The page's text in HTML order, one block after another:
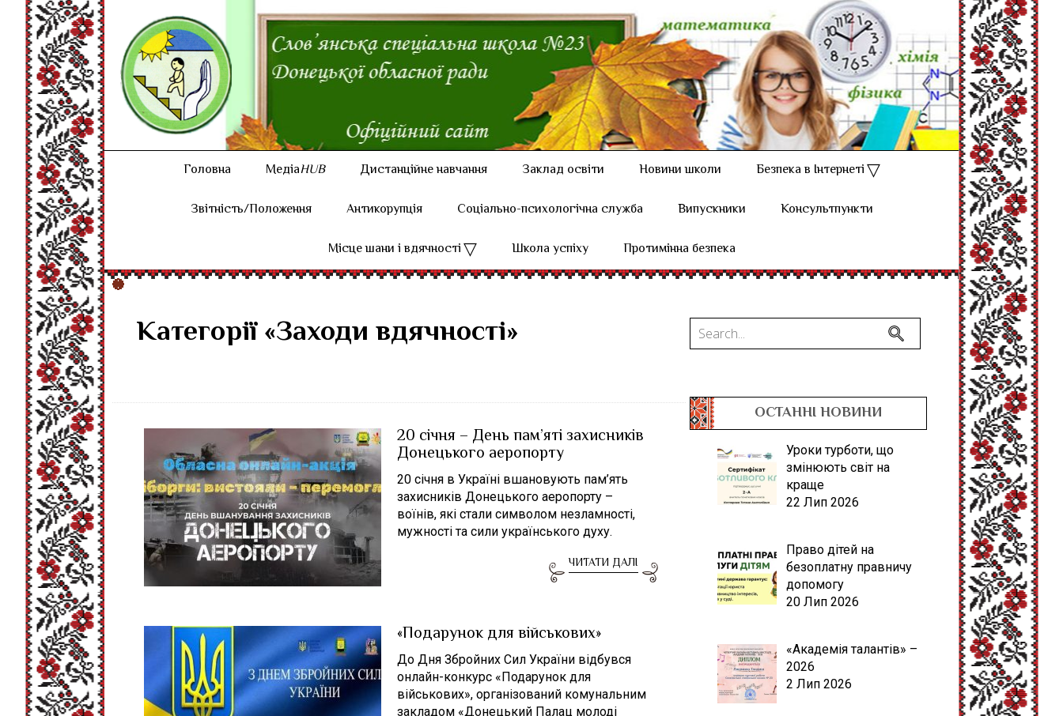
Головна МедіаHUB Дистанційне навчання Заклад освіти Новини школи
Безпека в Інтернеті
Звітність/Положення
Антикорупція Соціально-психологічна служба Випускники
Консультпункти
Місце шани і вдячності
Школа успіху Протимінна безпека
Категорії «Заходи вдячності»
20 січня – День пам’яті захисників
Донецького аеропорту
20 січня в Україні вшановують пам’ять
захисників Донецького аеропорту –
воїнів, які стали символом незламності,
мужності та сили українського духу.
ЧИТАТИ ДАЛІ
«Подарунок для військових»
До Дня Збройних Сил України відбувся
онлайн-конкурс «Подарунок для
військових», організований комунальним
закладом «Донецький Палац молоді
ОСТАННІ НОВИНИ
Уроки турботи, що
змінюють світ на
краще
22 Лип 2026
Право дітей на
безоплатну правничу
допомогу
20 Лип 2026
«Академія талантів» –
2026
2 Лип 2026